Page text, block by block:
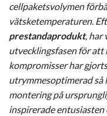
cellpaketsvolymen
vätsketemperaturen.
prestandaprodukt, har
utvecklingsfasen för att
kompromisser har
utrymmesoptimerad så
montering på
inspirerade